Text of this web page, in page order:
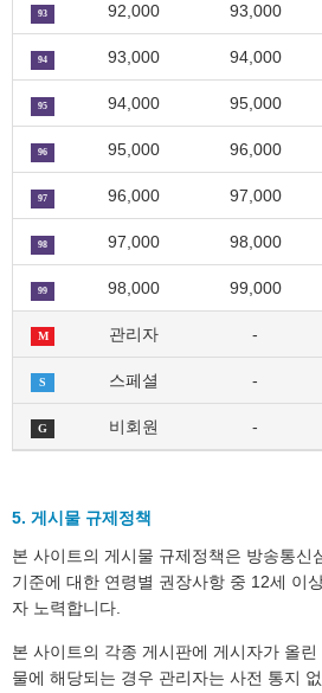
93 92,000 93,000
94 93,000 94,000
95 94,000 95,000
96 95,000 96,000
97 96,000 97,000
98 97,000 98,000
99 98,000 99,000
M 관리자 -
S 스페셜 -
G 비회원 -
5. 게시물 규제정책
본 사이트의 게시물 규제정책은 방송통신
기준에 대한 연령별 권장사항 중 12세 이
자 노력합니다.
본 사이트의 각종 게시판에 게시자가 올
물에 해당되는 경우 관리자는 사전 통지